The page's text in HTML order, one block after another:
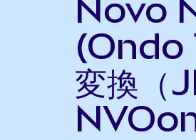
Novo
(Ondo
変換（
NVOon